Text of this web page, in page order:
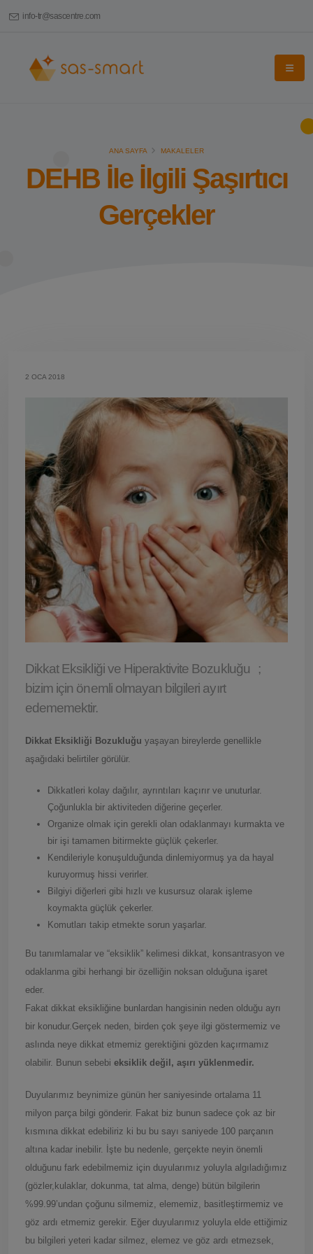
info-tr@sascentre.com
ANA SAYFA MAKALELER
DEHB İle İlgili Şaşırtıcı
Gerçekler
2 OCA 2018
Dikkat Eksikliği ve Hiperaktivite Bozukluğu ;
bizim için önemli olmayan bilgileri ayırt
edememektir.
Dikkat Eksikliği Bozukluğu yaşayan bireylerde genellikle
aşağıdaki belirtiler görülür.
Dikkatleri kolay dağılır, ayrıntıları kaçırır ve unuturlar.
Çoğunlukla bir aktiviteden diğerine geçerler.
Organize olmak için gerekli olan odaklanmayı kurmakta ve
bir işi tamamen bitirmekte güçlük çekerler.
Kendileriyle konuşulduğunda dinlemiyormuş ya da hayal
kuruyormuş hissi verirler.
Bilgiyi diğerleri gibi hızlı ve kusursuz olarak işleme
koymakta güçlük çekerler.
Komutları takip etmekte sorun yaşarlar.
Bu tanımlamalar ve “eksiklik” kelimesi dikkat, konsantrasyon ve
odaklanma gibi herhangi bir özelliğin noksan olduğuna işaret
eder.
Fakat dikkat eksikliğine bunlardan hangisinin neden olduğu ayrı
bir konudur.Gerçek neden, birden çok şeye ilgi göstermemiz ve
aslında neye dikkat etmemiz gerektiğini gözden kaçırmamız
olabilir. Bunun sebebi eksiklik değil, aşırı yüklenmedir.
Duyularımız beynimize günün her saniyesinde ortalama 11
milyon parça bilgi gönderir. Fakat biz bunun sadece çok az bir
kısmına dikkat edebiliriz ki bu bu sayı saniyede 100 parçanın
altına kadar inebilir. İşte bu nedenle, gerçekte neyin önemli
olduğunu fark edebilmemiz için duyularımız yoluyla algıladığımız
(gözler,kulaklar, dokunma, tat alma, denge) bütün bilgilerin
%99.99’undan çoğunu silmemiz, elememiz, basitleştirmemiz ve
göz ardı etmemiz gerekir. Eğer duyularımız yoluyla elde ettiğimiz
bu bilgileri yeteri kadar silmez, elemez ve göz ardı etmezsek,